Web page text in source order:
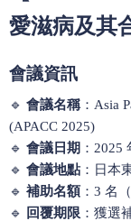
愛滋病及其
會議資訊
🔹 會議名稱：Asia
(APACC 2025)
🔹 會議日期 ：2025
🔹 會議地點 ：日本
🔹 補助名額 ：3 名
🔹
回覆期限 ：獲選